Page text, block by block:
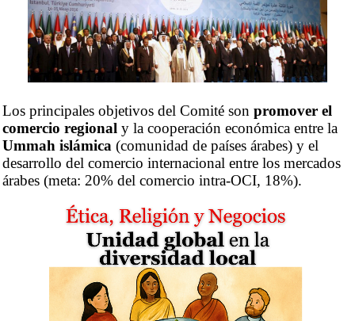
Los principales objetivos del Comité son promover el
comercio regional y la cooperación económica entre la
Ummah islámica (comunidad de países árabes) y el
desarrollo del comercio internacional entre los mercados
árabes (meta: 20% del comercio intra-OCI, 18%).